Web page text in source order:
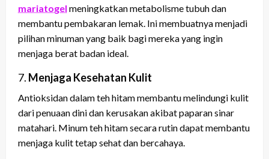
mariatogel meningkatkan metabolisme tubuh dan
membantu pembakaran lemak. Ini membuatnya menjadi
pilihan minuman yang baik bagi mereka yang ingin
menjaga berat badan ideal.
7. Menjaga Kesehatan Kulit
Antioksidan dalam teh hitam membantu melindungi kulit
dari penuaan dini dan kerusakan akibat paparan sinar
matahari. Minum teh hitam secara rutin dapat membantu
menjaga kulit tetap sehat dan bercahaya.